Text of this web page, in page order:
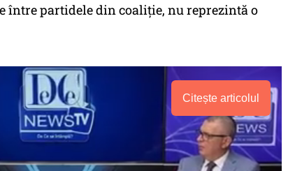
între partidele din coaliţie, nu reprezintă o
Citește articolul